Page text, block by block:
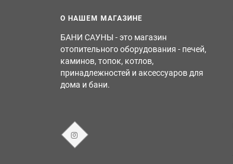
О НАШЕМ МАГАЗИНЕ
БАНИ САУНЫ - это магазин
отопительного оборудования - печей,
каминов, топок, котлов,
принадлежностей и аксессуаров для
дома и бани.